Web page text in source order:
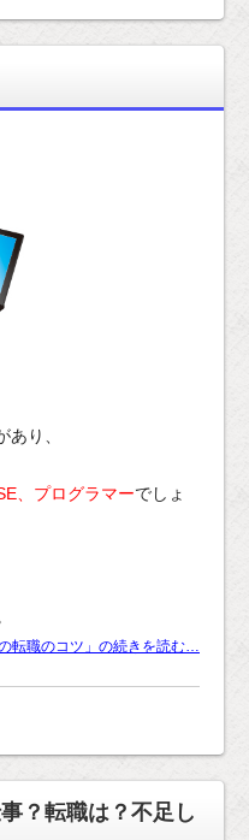
あり、
、プログラマーでしょ
の転職のコツ」の続きを読む…
？転職は？不足し